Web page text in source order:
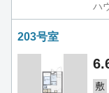
ハ
203号室
敷